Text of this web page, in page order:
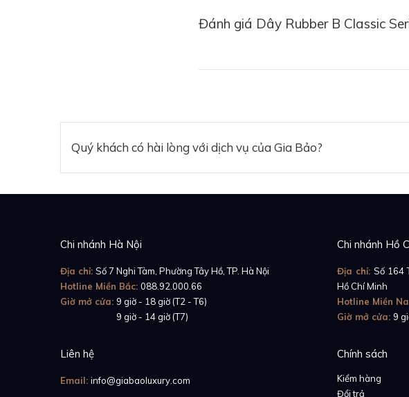
Đánh giá Dây Rubber B Classic
Quý khách có hài lòng với dịch vụ của Gia Bảo?
Chi nhánh Hà Nội
Địa chỉ: Số 7 Nghi Tàm, Phường Tây Hồ, TP. Hà Nội
Hotline Miền Bắc: 088.92.000.66
Giờ mở cửa: 9 giờ - 18 giờ (T2 - T6)
9 giờ - 14 giờ (T7)
Chi nhánh Hồ
Địa chỉ:Số 164
Hồ Chí Minh
Hotline Miền
Giờ mở cửa: 9
Liên hệ
Email: info@giabaoluxury.com
Chính sách
Kiểm hàng
Đổi trả